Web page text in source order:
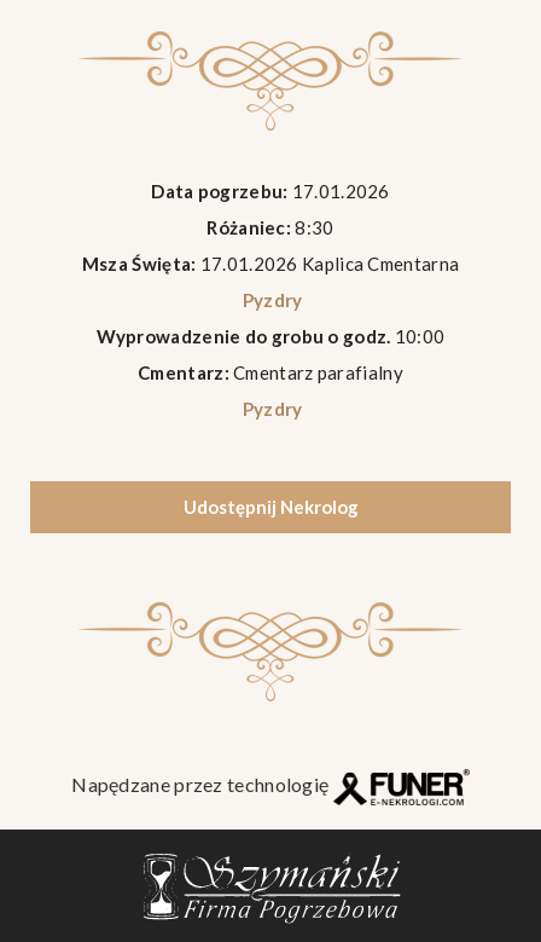
Data pogrzebu: 17.01.2026
Różaniec: 8:30
Msza Święta: 17.01.2026 Kaplica Cmentarna
Pyzdry
Wyprowadzenie do grobu o godz. 10:00
Cmentarz: Cmentarz parafialny
Pyzdry
Udostępnij Nekrolog
Napędzane przez technologię